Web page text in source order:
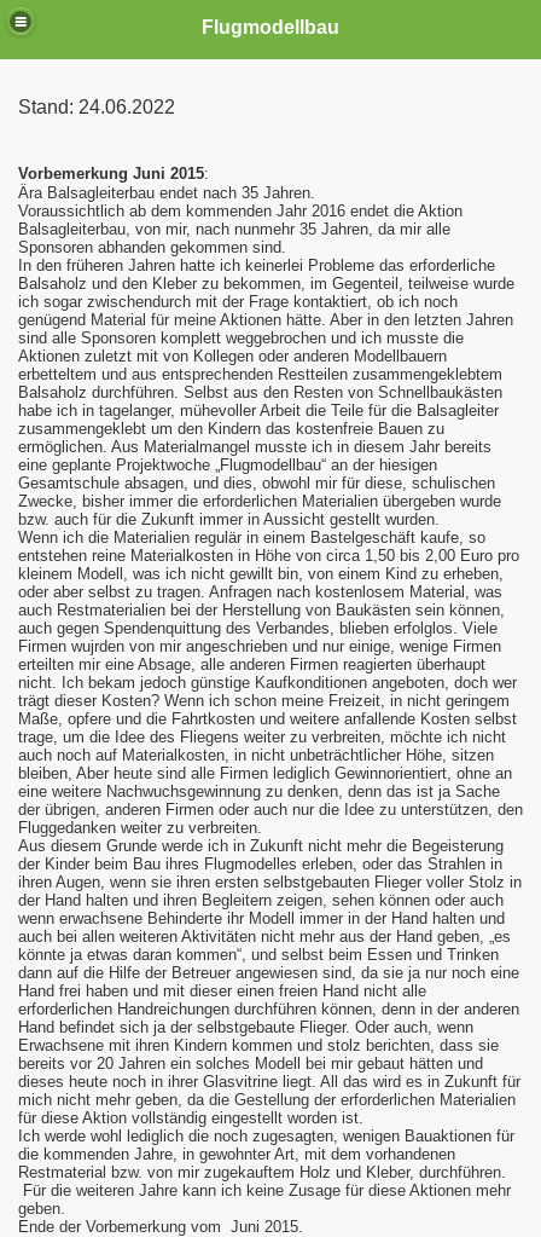
Flugmodellbau
Stand: 24.06.2022
Vorbemerkung Juni 2015:
Ära Balsagleiterbau endet nach 35 Jahren.
Voraussichtlich ab dem kommenden Jahr 2016 endet die Aktion
Balsagleiterbau, von mir, nach nunmehr 35 Jahren, da mir alle
Sponsoren abhanden gekommen sind.
In den früheren Jahren hatte ich keinerlei Probleme das erforderliche
Balsaholz und den Kleber zu bekommen, im Gegenteil, teilweise wurde
ich sogar zwischendurch mit der Frage kontaktiert, ob ich noch
genügend Material für meine Aktionen hätte. Aber in den letzten Jahren
sind alle Sponsoren komplett weggebrochen und ich musste die
Aktionen zuletzt mit von Kollegen oder anderen Modellbauern
erbetteltem und aus entsprechenden Restteilen zusammengeklebtem
Balsaholz durchführen. Selbst aus den Resten von Schnellbaukästen
habe ich in tagelanger, mühevoller Arbeit die Teile für die Balsagleiter
zusammengeklebt um den Kindern das kostenfreie Bauen zu
ermöglichen. Aus Materialmangel musste ich in diesem Jahr bereits
eine geplante Projektwoche „Flugmodellbau“ an der hiesigen
Gesamtschule absagen, und dies, obwohl mir für diese, schulischen
Zwecke, bisher immer die erforderlichen Materialien übergeben wurde
bzw. auch für die Zukunft immer in Aussicht gestellt wurden.
Wenn ich die Materialien regulär in einem Bastelgeschäft kaufe, so
entstehen reine Materialkosten in Höhe von circa 1,50 bis 2,00 Euro pro
kleinem Modell, was ich nicht gewillt bin, von einem Kind zu erheben,
oder aber selbst zu tragen. Anfragen nach kostenlosem Material, was
auch Restmaterialien bei der Herstellung von Baukästen sein können,
auch gegen Spendenquittung des Verbandes, blieben erfolglos. Viele
Firmen wujrden von mir angeschrieben und nur einige, wenige Firmen
erteilten mir eine Absage, alle anderen Firmen reagierten überhaupt
nicht. Ich bekam jedoch günstige Kaufkonditionen angeboten, doch wer
trägt dieser Kosten? Wenn ich schon meine Freizeit, in nicht geringem
Maße, opfere und die Fahrtkosten und weitere anfallende Kosten selbst
trage, um die Idee des Fliegens weiter zu verbreiten, möchte ich nicht
auch noch auf Materialkosten, in nicht unbeträchtlicher Höhe, sitzen
bleiben, Aber heute sind alle Firmen lediglich Gewinnorientiert, ohne an
eine weitere Nachwuchsgewinnung zu denken, denn das ist ja Sache
der übrigen, anderen Firmen oder auch nur die Idee zu unterstützen, den
Fluggedanken weiter zu verbreiten.
Aus diesem Grunde werde ich in Zukunft nicht mehr die Begeisterung
der Kinder beim Bau ihres Flugmodelles erleben, oder das Strahlen in
ihren Augen, wenn sie ihren ersten selbstgebauten Flieger voller Stolz in
der Hand halten und ihren Begleitern zeigen, sehen können oder auch
wenn erwachsene Behinderte ihr Modell immer in der Hand halten und
auch bei allen weiteren Aktivitäten nicht mehr aus der Hand geben, „es
könnte ja etwas daran kommen“, und selbst beim Essen und Trinken
dann auf die Hilfe der Betreuer angewiesen sind, da sie ja nur noch eine
Hand frei haben und mit dieser einen freien Hand nicht alle
erforderlichen Handreichungen durchführen können, denn in der anderen
Hand befindet sich ja der selbstgebaute Flieger. Oder auch, wenn
Erwachsene mit ihren Kindern kommen und stolz berichten, dass sie
bereits vor 20 Jahren ein solches Modell bei mir gebaut hätten und
dieses heute noch in ihrer Glasvitrine liegt. All das wird es in Zukunft für
mich nicht mehr geben, da die Gestellung der erforderlichen Materialien
für diese Aktion vollständig eingestellt worden ist.
Ich werde wohl lediglich die noch zugesagten, wenigen Bauaktionen für
die kommenden Jahre, in gewohnter Art, mit dem vorhandenen
Restmaterial bzw. von mir zugekauftem Holz und Kleber, durchführen.
Für die weiteren Jahre kann ich keine Zusage für diese Aktionen mehr
geben.
Ende der Vorbemerkung vom Juni 2015.